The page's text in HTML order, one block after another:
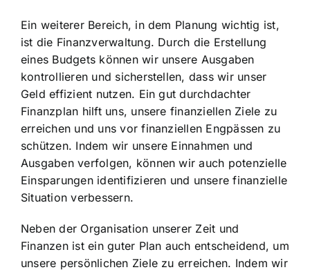
Ein weiterer Bereich, in dem Planung wichtig ist,
ist die Finanzverwaltung. Durch die Erstellung
eines Budgets können wir unsere Ausgaben
kontrollieren und sicherstellen, dass wir unser
Geld effizient nutzen. Ein gut durchdachter
Finanzplan hilft uns, unsere finanziellen Ziele zu
erreichen und uns vor finanziellen Engpässen zu
schützen. Indem wir unsere Einnahmen und
Ausgaben verfolgen, können wir auch potenzielle
Einsparungen identifizieren und unsere finanzielle
Situation verbessern.
Neben der Organisation unserer Zeit und
Finanzen ist ein guter Plan auch entscheidend, um
unsere persönlichen Ziele zu erreichen. Indem wir